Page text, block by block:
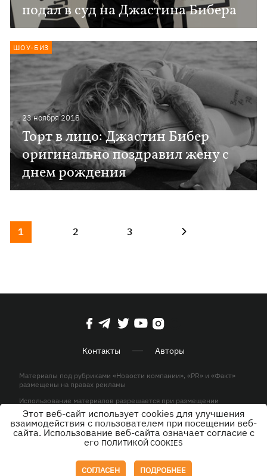
подал в суд на Джастина Бибера
23 ноября 2018
Торт в лицо: Джастин Бибер
оригинально поздравил жену с
днем рождения
ШОУ-БИЗ
1 2 3
Контакты Авторы
Материалы под рубриками «Новости компании», «PR» и «Факт»
размещены на правах рекламы
Использование материалов разрешается при размещении
активной гиперссылки на KP.UA в первом абзаце.
© ООО «ЮЛАВ МЕДИА»,2026. Все права защищены.
Этот веб-сайт использует cookies для улучшения
взаимодействия с пользователем при посещении веб-
сайта. Использование веб-сайта означает согласие с
его ПОЛИТИКОЙ COOKIES
СОГЛАСЕН ПОДРОБНЕЕ